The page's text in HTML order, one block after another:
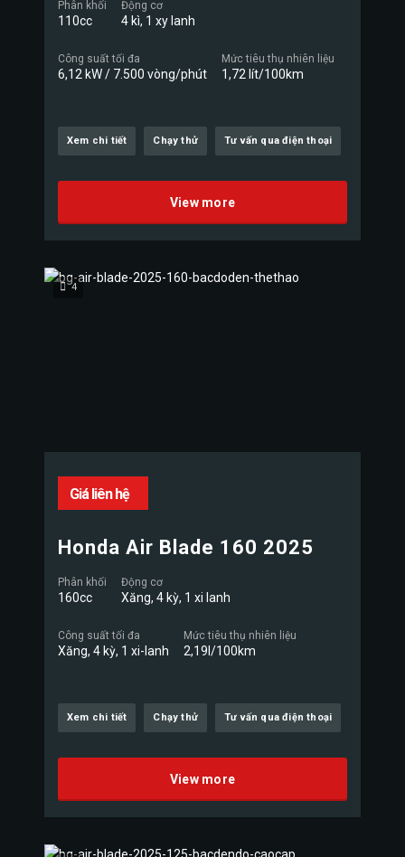
Phân khối
110cc
Động cơ
4 kì, 1 xy lanh
Công suất tối đa
6,12 kW / 7.500 vòng/phút
Mức tiêu thụ nhiên liệu
1,72 lít/100km
Xem chi tiết Chạy thử Tư vấn qua điện thoại
View more
4
Giá liên hệ
Honda Air Blade 160 2025
Phân khối
160cc
Động cơ
Xăng, 4 kỳ, 1 xi lanh
Công suất tối đa
Xăng, 4 kỳ, 1 xi-lanh
Mức tiêu thụ nhiên liệu
2,19l/100km
Xem chi tiết Chạy thử Tư vấn qua điện thoại
View more